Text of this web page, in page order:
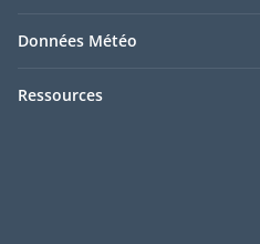
Données Météo
Ressources